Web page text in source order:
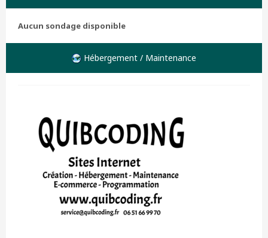
Aucun sondage disponible
Hébergement / Maintenance